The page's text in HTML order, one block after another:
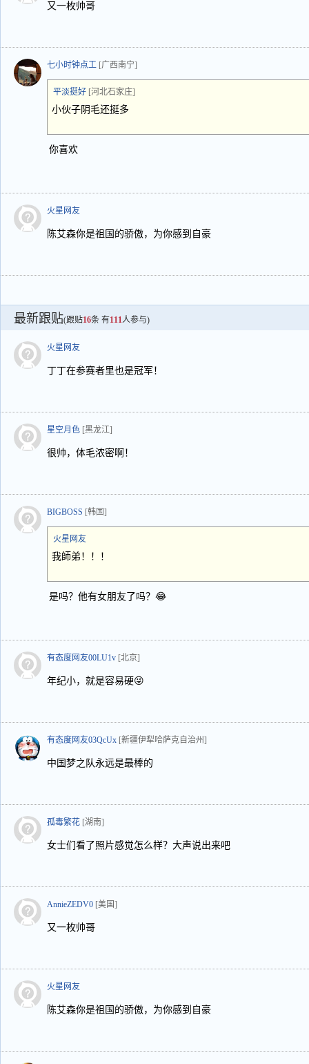
又一枚帅哥
七小时钟点工 [广西南宁]
平淡挺好 [河北石家庄]
小伙子阴毛还挺多
你喜欢
火星网友
陈艾森你是祖国的骄傲，为你感到自豪
最新跟贴(跟贴16条 有111人参与)
火星网友
丁丁在参赛者里也是冠军！
星空月色 [黑龙江]
很帅，体毛浓密啊！
BIGBOSS [韩国]
火星网友
我師弟！！！
是吗？他有女朋友了吗？😂
有态度网友00LU1v [北京]
年纪小，就是容易硬😜
有态度网友03QcUx [新疆伊犁哈萨克自治州]
中国梦之队永远是最棒的
孤毒繁花 [湖南]
女士们看了照片感觉怎么样？大声说出来吧
AnnieZEDV0 [美国]
又一枚帅哥
火星网友
陈艾森你是祖国的骄傲，为你感到自豪